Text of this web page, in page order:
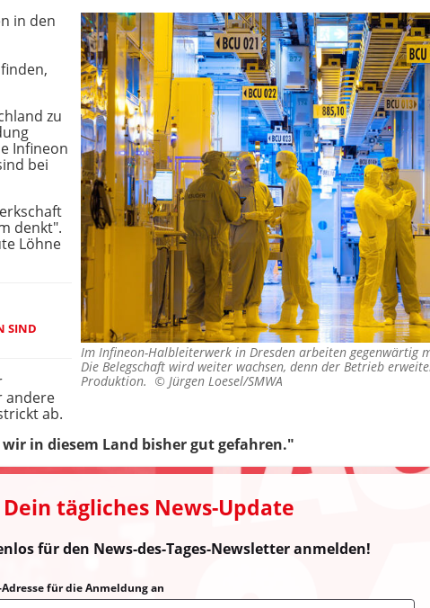
Im Infineon-Halbleiterwerk in Dresden arbeiten gegenwärtig
Die Belegschaft wird weiter wachsen, denn der Betrieb
Produktion. © Jürgen Loesel/SMWA
in den
zu
Infineon
bei
denkt".
Löhne
K
andere
ab.
in diesem Land bisher gut gefahren."
Dein tägliches News-Update
für den News-des-Tages-Newsletter anmelden!
für die Anmeldung an